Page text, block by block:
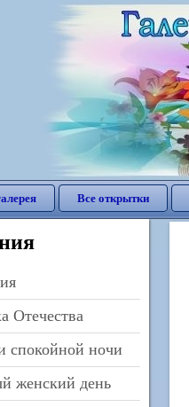
Все открытки
Отечества
спокойной ночи
женский день